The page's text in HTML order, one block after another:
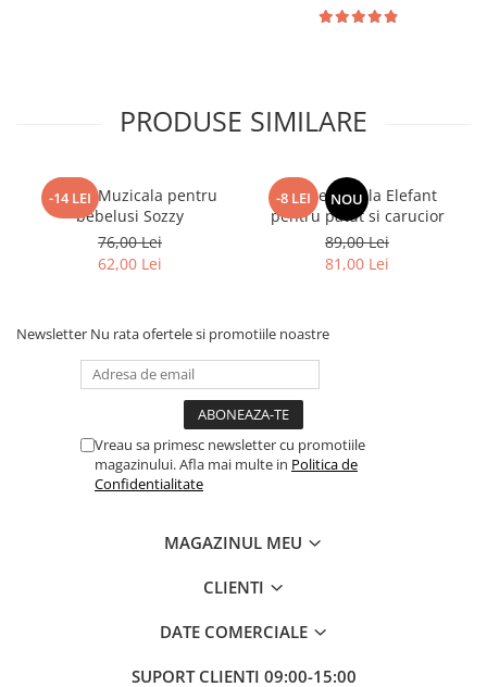
PRODUSE SIMILARE
-14 LEI
Jucarie Muzicala pentru
bebelusi Sozzy
76,00 Lei
62,00 Lei
-8 LEI NOU
Jucarie spirala Elefant
pentru patut si carucior
89,00 Lei
81,00 Lei
Newsletter Nu rata ofertele si promotiile noastre
Vreau sa primesc newsletter cu promotiile
magazinului. Afla mai multe in Politica de
Confidentialitate
MAGAZINUL MEU
CLIENTI
DATE COMERCIALE
SUPORT CLIENTI 09:00-15:00